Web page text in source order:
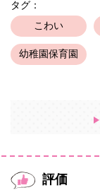
タグ：
こわい
幼稚園保育園
評価